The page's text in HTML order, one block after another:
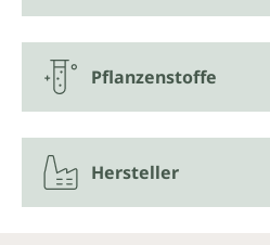
Pflanzenstoffe
Hersteller